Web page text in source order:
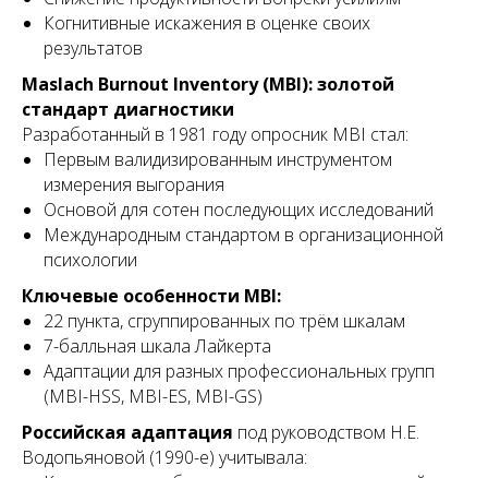
Когнитивные искажения в оценке своих
результатов
Maslach Burnout Inventory (MBI): золотой
стандарт диагностики
Разработанный в 1981 году опросник MBI стал:
Первым валидизированным инструментом
измерения выгорания
Основой для сотен последующих исследований
Международным стандартом в организационной
психологии
Ключевые особенности MBI:
22 пункта, сгруппированных по трём шкалам
7-балльная шкала Лайкерта
Адаптации для разных профессиональных групп
(MBI-HSS, MBI-ES, MBI-GS)
Российская адаптация под руководством Н.Е.
Водопьяновой (1990-е) учитывала: